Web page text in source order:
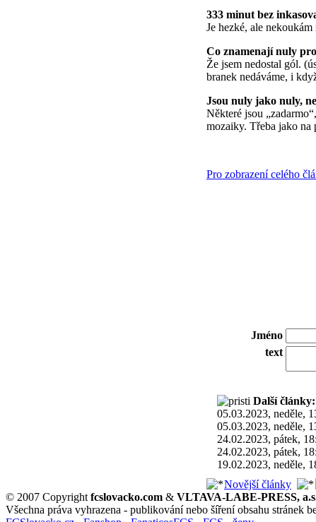
333 minut bez
Je hezké, ale
Co znamenají nuly
Že jsem nedostal gól.
branek nedáváme, i
Jsou nuly jako nuly,
Některé jsou
mozaiky. Třeba jako
Pro zobrazení celého
Jméno
text
Další články:
05.03.2023, neděle,
05.03.2023, neděle,
24.02.2023, pátek,
24.02.2023, pátek,
19.02.2023, neděle,
Novější články
© 2007 Copyright fcslovacko.com & VLTAVA-LABE-PRESS,
Všechna práva vyhrazena - publikování nebo šíření obsahu stránek